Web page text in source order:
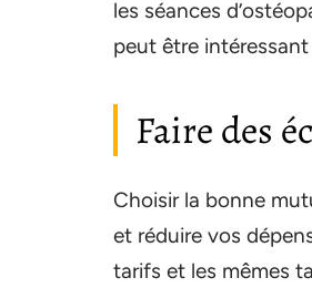
les séances
peut être
Faire des
Choisir la bonne
et réduire vos
tarifs et les mêmes